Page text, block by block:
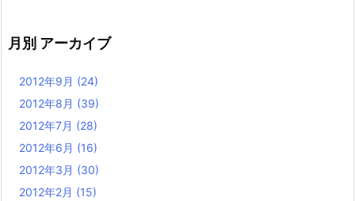
月別 アーカイブ
2012年9月 (24)
2012年8月 (39)
2012年7月 (28)
2012年6月 (16)
2012年3月 (30)
2012年2月 (15)